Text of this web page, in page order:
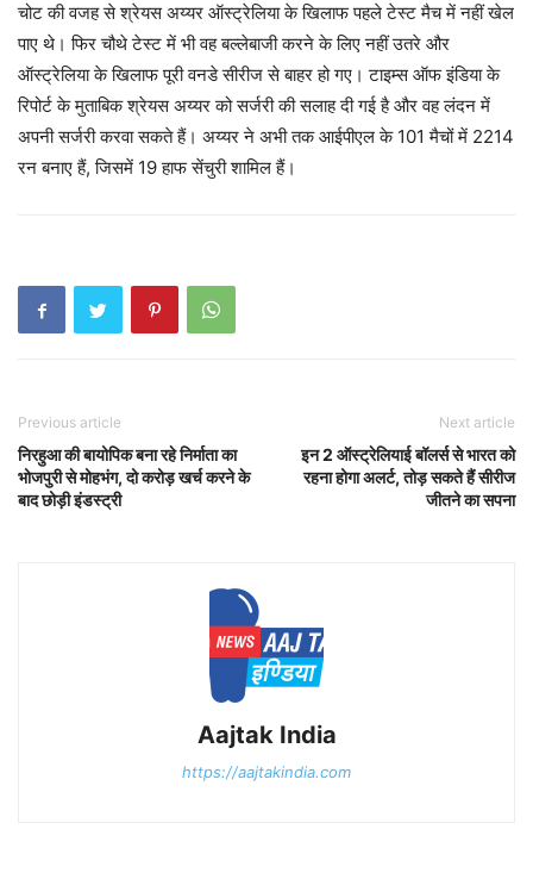
चोट की वजह से श्रेयस अय्यर ऑस्ट्रेलिया के खिलाफ पहले टेस्ट मैच में नहीं खेल
पाए थे। फिर चौथे टेस्ट में भी वह बल्लेबाजी करने के लिए नहीं उतरे और
ऑस्ट्रेलिया के खिलाफ पूरी वनडे सीरीज से बाहर हो गए। टाइम्स ऑफ इंडिया के
रिपोर्ट के मुताबिक श्रेयस अय्यर को सर्जरी की सलाह दी गई है और वह लंदन में
अपनी सर्जरी करवा सकते हैं। अय्यर ने अभी तक आईपीएल के 101 मैचों में 2214
रन बनाए हैं, जिसमें 19 हाफ सेंचुरी शामिल हैं।
Previous article
निरहुआ की बायोपिक बना रहे निर्माता का
भोजपुरी से मोहभंग, दो करोड़ खर्च करने के
बाद छोड़ी इंडस्ट्री
Next article
इन 2 ऑस्ट्रेलियाई बॉलर्स से भारत को
रहना होगा अलर्ट, तोड़ सकते हैं सीरीज
जीतने का सपना
Aajtak India
https://aajtakindia.com